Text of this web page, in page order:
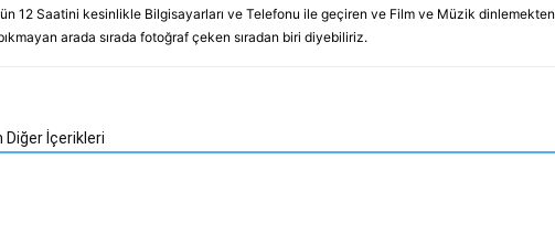
12 Saatini kesinlikle Bilgisayarları ve Telefonu ile geçiren ve Film ve Müzik dinlemekten
arada sırada fotoğraf çeken sıradan biri diyebiliriz.
Diğer İçerikleri